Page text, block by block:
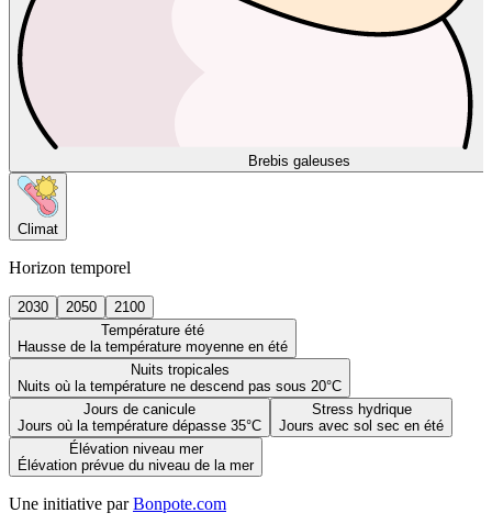
Brebis galeuses
Climat
Horizon temporel
2030 2050
2100
Température été
Hausse de la température moyenne en été
Nuits tropicales
Nuits où la température ne descend pas sous 20°C
Jours de canicule
Jours où la température dépasse 35°C
Stress hydrique
Jours avec sol sec en été
Élévation niveau mer
Élévation prévue du niveau de la mer
Une initiative par Bonpote.com